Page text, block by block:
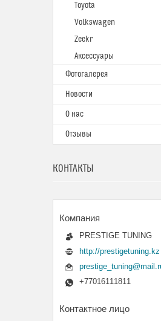
Toyota
Volkswagen
Zeekr
Аксессуары
Фотогалерея
Новости
О нас
Отзывы
КОНТАКТЫ
PRESTIGE TUNING
http://prestigetuning.kz
+77016111811